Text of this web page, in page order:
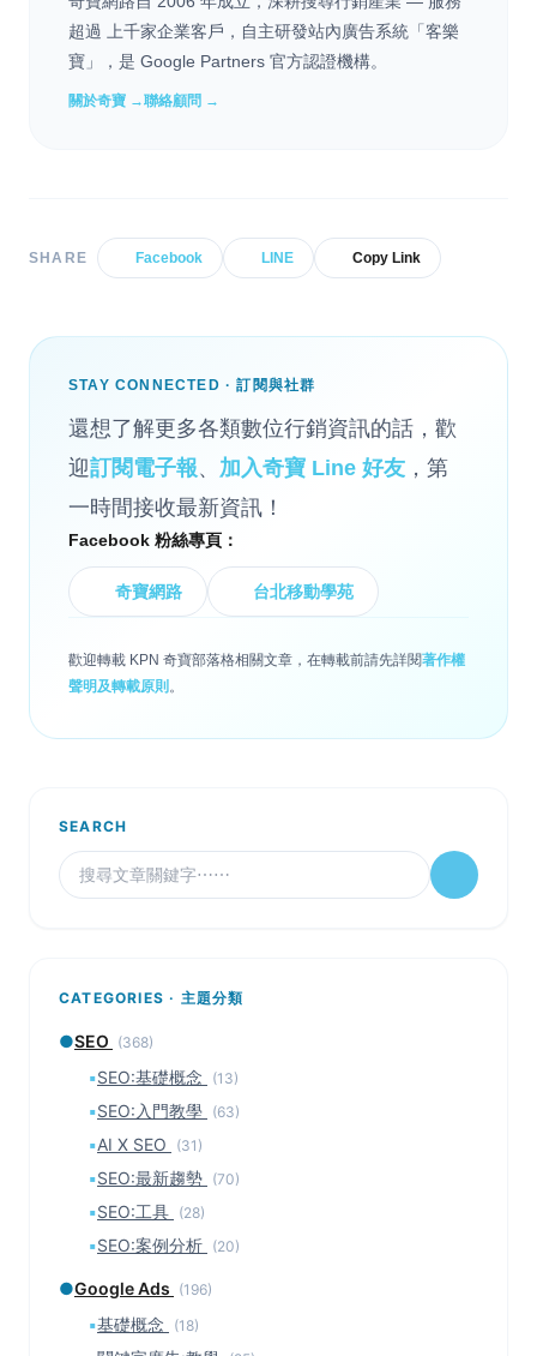
超過 上千家企業客戶，自主研發站內廣告系統「客樂
寶」，是 Google Partners 官方認證機構。
關於奇寶 →聯絡顧問 →
SHARE Facebook LINE Copy Link
STAY CONNECTED · 訂閱與社群
還想了解更多各類數位行銷資訊的話，歡
迎訂閱電子報、 加入奇寶 Line 好友 ，第
一時間接收最新資訊！
Facebook 粉絲專頁：
奇寶網路 台北移動學苑
歡迎轉載 KPN 奇寶部落格相關文章，在轉載前請先詳閱著作權
聲明及轉載原則 。
SEARCH
CATEGORIES · 主題分類
●SEO (368)
▪SEO:基礎概念 (13)
▪SEO:入門教學 (63)
▪AI X SEO (31)
▪SEO:最新趨勢 (70)
▪SEO:工具 (28)
▪SEO:案例分析 (20)
●Google Ads (196)
▪基礎概念 (18)